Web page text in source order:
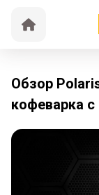
Обзор
кофеварка